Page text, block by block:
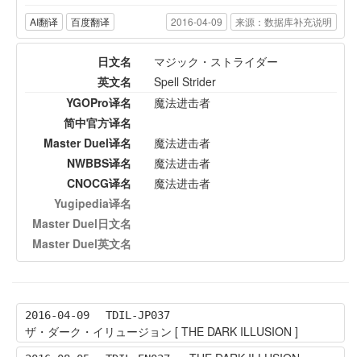
AI翻译 百度翻译 2016-04-09 来源：数据库补充说明
日文名
マジック・ストライダー
英文名
Spell Strider
YGOPro译名
魔法进击者
简中官方译名
Master Duel译名
魔法进击者
NWBBS译名
魔法进击者
CNOCG译名
魔法进击者
Yugipedia译名
Master Duel日文名
Master Duel英文名
2016-04-09 TDIL-JP037
ザ・ダーク・イリュージョン [ THE DARK ILLUSION ]